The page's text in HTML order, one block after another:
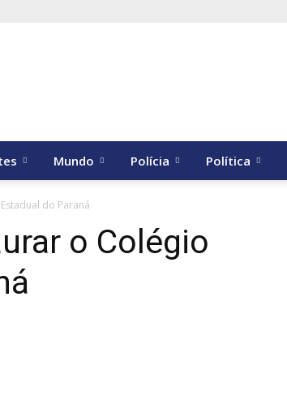
Mundo Polícia Política
do Paraná
o Colégio